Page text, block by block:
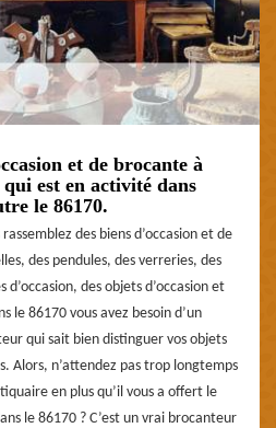
et de brocante à
est en activité dans
le 86170.
des biens d’occasion et de
des pendules, des verreries, des
d’occasion, des objets d’occasion et
le 86170 vous avez besoin d’un
qui sait bien distinguer vos objets
Alors, n’attendez pas trop longtemps
en plus qu’il vous a offert le
le 86170 ? C’est un vrai brocanteur